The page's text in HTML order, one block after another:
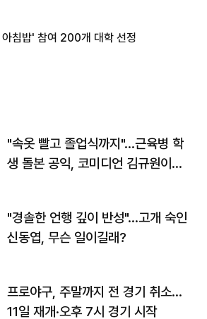
침밥' 참여 200개 대학 선정
"속옷 빨고 졸업식까지"…근육병 학
생 돌본 공익, 코미디언 김규원이었
"경솔한 언행 깊이 반성"…고개 숙인
신동엽, 무슨 일이길래?
프로야구, 주말까지 전 경기 취소…
11일 재개·오후 7시 경기 시작